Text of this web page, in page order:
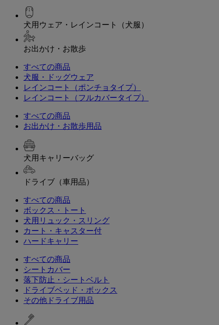
犬用ウェア・レインコート（犬服）
お出かけ・お散歩
すべての商品
犬服・ドッグウェア
レインコート（ポンチョタイプ）
レインコート（フルカバータイプ）
すべての商品
お出かけ・お散歩用品
犬用キャリーバッグ
ドライブ（車用品）
すべての商品
ボックス・トート
犬用リュック・スリング
カート・キャスター付
ハードキャリー
すべての商品
シートカバー
落下防止・シートベルト
ドライブベッド・ボックス
その他ドライブ用品